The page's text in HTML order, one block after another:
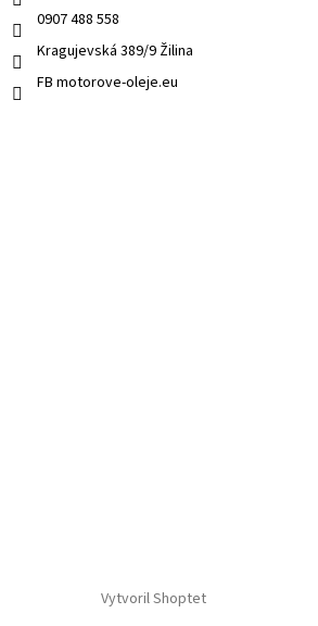
0907 488 558
Kragujevská 389/9 Žilina
FB motorove-oleje.eu
Vytvoril Shoptet